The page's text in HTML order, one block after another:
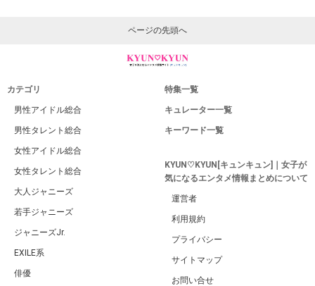
ページの先頭へ
カテゴリ
男性アイドル総合
男性タレント総合
女性アイドル総合
女性タレント総合
大人ジャニーズ
若手ジャニーズ
ジャニーズJr.
EXILE系
俳優
特集一覧
キュレーター一覧
キーワード一覧
KYUN♡KYUN[キュンキュン]｜女子が
気になるエンタメ情報まとめについて
運営者
利用規約
プライバシー
サイトマップ
お問い合せ